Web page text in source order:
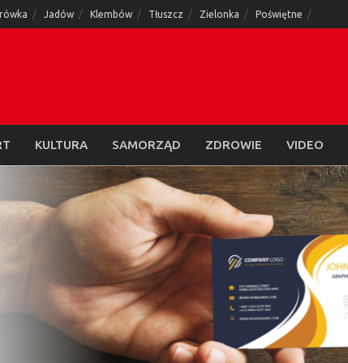
Jadów Klembów Tłuszcz Zielonka Poświętne
KULTURA SAMORZĄD ZDROWIE VIDEO